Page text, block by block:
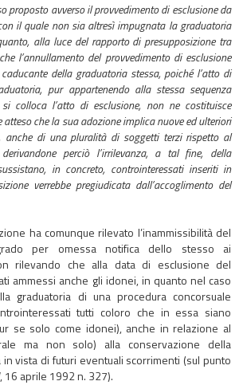
proposto avverso il provvedimento di esclusione da
il quale non sia altresì impugnata la graduatoria
alla luce del rapporto di presupposizione tra
l’annullamento del provvedimento di esclusione
della graduatoria stessa, poiché l’atto di
pur appartenendo alla stessa sequenza
colloca l’atto di esclusione, non ne costituisce
atteso che la sua adozione implica nuove ed ulteriori
anche di una pluralità di soggetti terzi rispetto al
perciò l’irrilevanza, a tal fine, della
in concreto, controinteressati inseriti in
verrebbe pregiudicata dall’accoglimento del
ha comunque rilevato l’inammissibilità del
per omessa notifica dello stesso ai
rilevando che alla data di esclusione del
ammessi anche gli idonei, in quanto nel caso
graduatoria di una procedura concorsuale
tutti coloro che in essa siano
se solo come idonei), anche in relazione al
ma non solo) alla conservazione della
vista di futuri eventuali scorrimenti (sul punto
16 aprile 1992 n. 327).